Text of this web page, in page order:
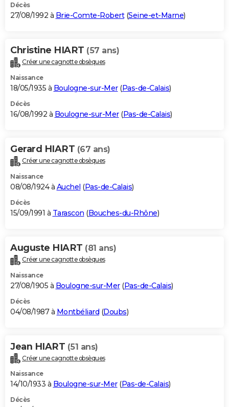
Décès
27/08/1992 à Brie-Comte-Robert(Seine-et-Marne)
Christine HIART (57 ans)
Créer une cagnotte obsèques
Naissance
18/05/1935 à Boulogne-sur-Mer(Pas-de-Calais)
Décès
16/08/1992 à Boulogne-sur-Mer(Pas-de-Calais)
Gerard HIART (67 ans)
Créer une cagnotte obsèques
Naissance
08/08/1924 à Auchel (Pas-de-Calais)
Décès
15/09/1991 à Tarascon (Bouches-du-Rhône)
Auguste HIART (81 ans)
Créer une cagnotte obsèques
Naissance
27/08/1905 à Boulogne-sur-Mer(Pas-de-Calais)
Décès
04/08/1987 à Montbéliard (Doubs)
Jean HIART (51 ans)
Créer une cagnotte obsèques
Naissance
14/10/1933 à Boulogne-sur-Mer(Pas-de-Calais)
Décès